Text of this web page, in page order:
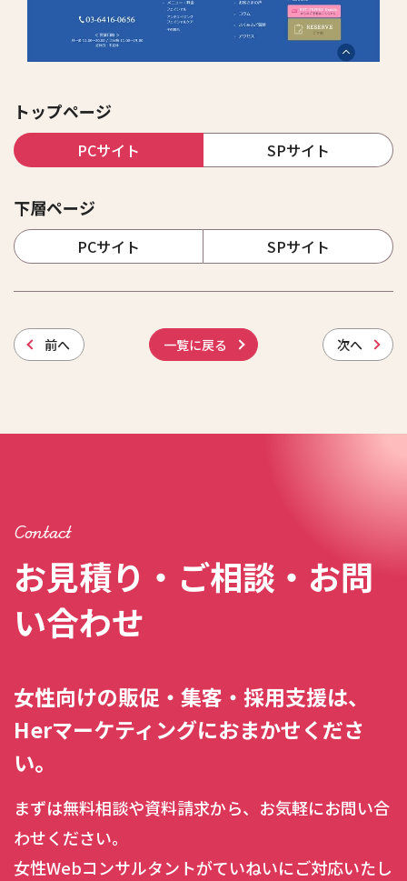
トップページ
PCサイト SPサイト
下層ページ
PCサイト SPサイト
前へ 一覧に戻る 次へ
Contact
お見積り・ご相談・お問
い合わせ
女性向けの販促・集客・採用支援は、
Herマーケティングにおまかせくださ
い。
まずは無料相談や資料請求から、お気軽にお問い合
わせください。
女性Webコンサルタントがていねいにご対応いたし